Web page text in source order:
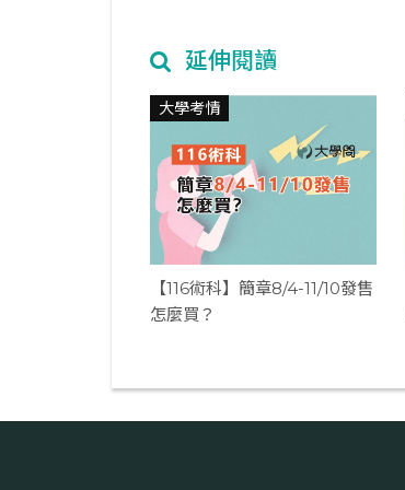
延伸閱讀
大學考情
【116術科】簡章8/4-11/10發售
怎麼買？